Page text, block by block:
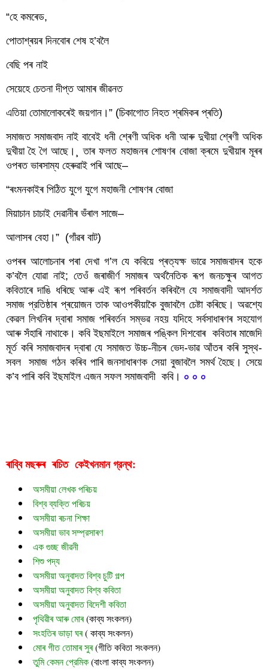
“হে কমৰেড,
পোতাশ্ৰয়ৰ দিনবোৰ শেষ হ’বলৈ
বেছি পৰ নাই
সেয়েহে চেতনা দীপ্ত আমাৰ জীৱনত
এতিয়া তোমালোকৰেই জয়গান।” (চিকাগোত নিহত শ্ৰমিকৰ প্ৰতি)
সমাজত সমাজবাদ নাই বাবেই ধনী শ্ৰেণী অধিক ধনী আৰু দুখীয়া শ্ৰেণী অধিক
দুখীয়া হৈ গৈ আছে।¸ তাৰ ফলত মহাজনৰ শোষণৰ বোজা ক্ৰমে দুখীয়াৰ মূৰৰ
ওপৰত ভাৰসাম্য হেৰুৱাই পৰি আছে–
“ৰংমনকাইৰ পিঠিত যুগে যুগে মহাজনী শোষণৰ বোজা
মিয়াচান চাচাই দেৱানীৰ ভঁৰাল সাজে–
আলাসৰ বেহা।”  (গাঁৱৰ বাট)
ওপৰৰ আলোচনাৰ পৰা দেখা গ’ল যে কবিয়ে প্ৰত্যক্ষ ভাৱে সমাজবাদৰ হকে
ক’বলৈ যোৱা নাই; তেওঁ জৰাজীৰ্ণ সমাজৰ অৰ্থনৈতিক ৰূপ জনচক্ষুৰ আগত
কবিতাৰে দাঙি ধৰিছে আৰু এই ৰূপ পৰিবৰ্তন কৰিবলৈ যে সমাজবাদী আদৰ্শত
সমাজ প্রতিষ্ঠাৰ প্ৰয়োজন তাক আওপকীয়াকৈ বুজাবলৈ চেষ্টা কৰিছে। অৱশ্যে
কেৱল লিখনিৰ দ্বাৰা সমাজ পৰিবৰ্তন সম্ভৱ নহয় যদিহে সৰ্বসাধাৰণৰ সহযোগ
আৰু সঁহাৰি নাথাকে। কবি ইছমাইলে সমাজৰ পঙ্কিল দিশবোৰ  কবিতাৰ মাজেদি
মূৰ্ত কৰি সমাজবাদৰ দ্বাৰা যে সমাজত উচ্চ-নীচৰ ভেদ-ভাৱ আঁতৰ কৰি সুস্থ-
সবল  সমাজ গঠন কৰিব পাৰি জনসাধাৰণক সেয়া বুজাবলৈ সমৰ্থ হৈছে। সেয়ে
ক’ব পাৰি কবি ইছমাইল এজন সফল সমাজবাদী  কবি। ০ ০ ০
ৰাব্বি মছৰুৰ  ৰচিত কেইখনমান গ্রন্থ:
অসমীয়া লেখক পৰিচয়
বিশ্ব ব্যক্তি পৰিচয়
অসমীয়া ৰচনা শিক্ষা
অসমীয়া ভাব সম্প্রসাৰণ
এক গুচ্ছ জীৱনী
শিশু পদ্য
অসমীয়া অনুবাদত বিশ্ব চুটি গল্প
অসমীয়া অনুবাদত বিশ্ব কবিতা
অসমীয়া অনুবাদত বিদেশী কবিতা
পৃথিৱীৰ আৰু মোৰ (কাব্য সংকলন)
সংহতিৰ ভাড়া ঘৰ ( কাব্য সংকলন)
মোৰ গীত তোমাৰ সুৰ (গীতি কবিতা সংকলন)
তুমি কেমন প্রেমিক (বাংলা কাব্য সংকলন)